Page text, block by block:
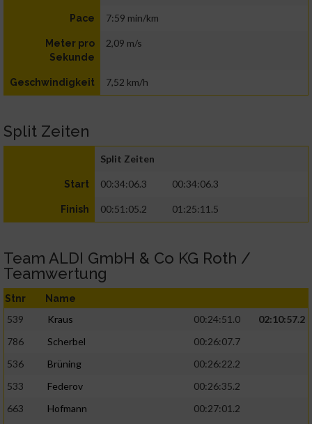
Pace 7:59 min/km
Meter pro
Sekunde
2,09 m/s
Geschwindigkeit 7,52 km/h
Split Zeiten
Split Zeiten
Start 00:34:06.3 00:34:06.3
Finish 00:51:05.2 01:25:11.5
Team ALDI GmbH & Co KG Roth /
Teamwertung
Stnr Name
539 Kraus 00:24:51.0
02:10:57.2
786
Scherbel
00:26:07.7
536
Brüning
00:26:22.2
533
Federov
00:26:35.2
663
Hofmann
00:27:01.2